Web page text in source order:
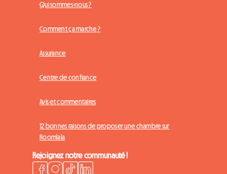
Qui sommes-nous ?
Comment ça marche ?
Assurance
Centre de confiance
Avis et commentaires
12 bonnes raisons de proposer une chambre sur
Roomlala
Rejoignez notre communauté !